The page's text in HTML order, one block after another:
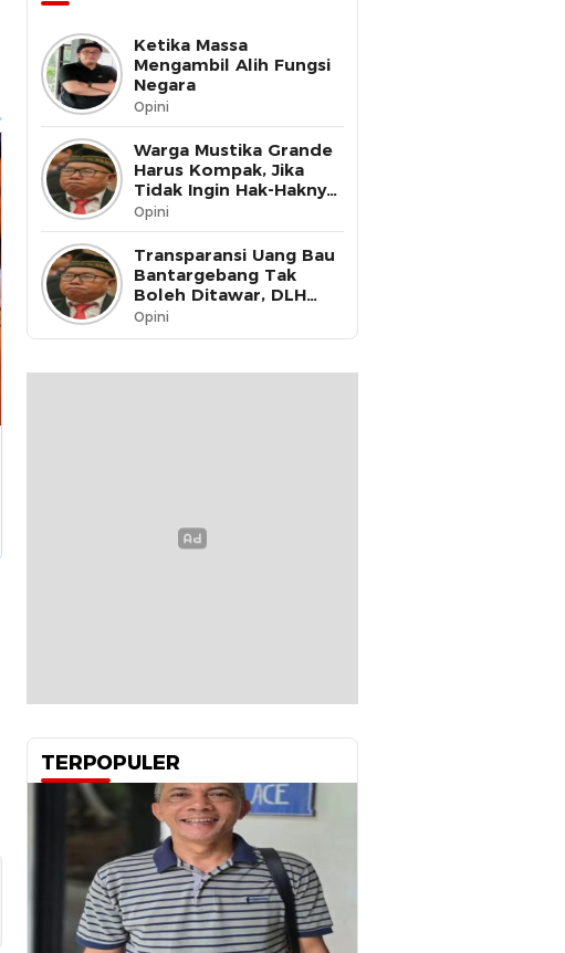
Ketika Massa
Mengambil Alih Fungsi
Negara
Opini
Warga Mustika Grande
Harus Kompak, Jika
Tidak Ingin Hak-Haknya
Dinikmati oleh Pihak
Lain
Opini
Transparansi Uang Bau
Bantargebang Tak
Boleh Ditawar, DLH
Kota Bekasi Harus Buka
Data ke Publik
Opini
TERPOPULER